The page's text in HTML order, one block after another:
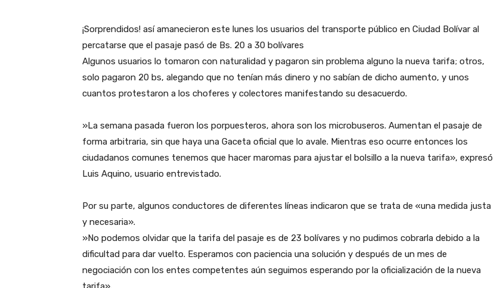
‎¡Sorprendidos! así amanecieron este lunes los usuarios del transporte público en Ciudad Bolívar al
percatarse que el pasaje pasó de Bs. 20 a 30 bolívares
‎Algunos usuarios lo tomaron con naturalidad y pagaron sin problema alguno la nueva tarifa; otros,
solo pagaron 20 bs, alegando que no tenían más dinero y no sabían de dicho aumento, y unos
cuantos protestaron a los choferes y colectores manifestando su desacuerdo.
‎»La semana pasada fueron los porpuesteros, ahora son los microbuseros. Aumentan el pasaje de
forma arbitraria, sin que haya una Gaceta oficial que lo avale. Mientras eso ocurre entonces los
ciudadanos comunes tenemos que hacer maromas para ajustar el bolsillo a la nueva tarifa», expresó
Luis Aquino, usuario entrevistado.
‎Por su parte, algunos conductores de diferentes líneas indicaron que se trata de «una medida justa
y necesaria».
‎»No podemos olvidar que la tarifa del pasaje es de 23 bolívares y no pudimos cobrarla debido a la
dificultad para dar vuelto. Esperamos con paciencia una solución y después de un mes de
negociación con los entes competentes aún seguimos esperando por la oficialización de la nueva